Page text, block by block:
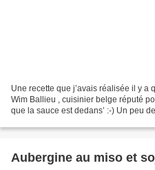
Une recette que j’avais réalisée il y
Wim Ballieu , cuisinier belge réputé
que la sauce est dedans’ :-) Un peu
Aubergine au miso et